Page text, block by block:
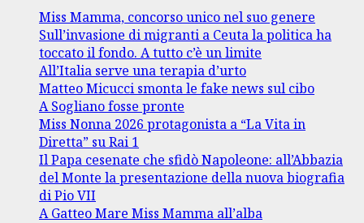
Miss Mamma, concorso unico nel suo genere
Sull’invasione di migranti a Ceuta la politica ha
toccato il fondo. A tutto c’è un limite
All’Italia serve una terapia d’urto
Matteo Micucci smonta le fake news sul cibo
A Sogliano fosse pronte
Miss Nonna 2026 protagonista a “La Vita in
Diretta” su Rai 1
Il Papa cesenate che sfidò Napoleone: all’Abbazia
del Monte la presentazione della nuova biografia
di Pio VII
A Gatteo Mare Miss Mamma all’alba